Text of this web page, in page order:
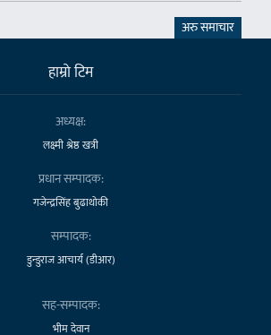
अरु समाचार
हाम्राे टिम
अध्यक्ष:
लक्ष्मी श्रेष्ठ खत्री
प्रधान सम्पादक:
गजेन्द्रसिंह बुढाथोकी
सम्पादक:
डुन्डुराज आचार्य (डीआर)
सह-सम्पादक:
भीम देवान